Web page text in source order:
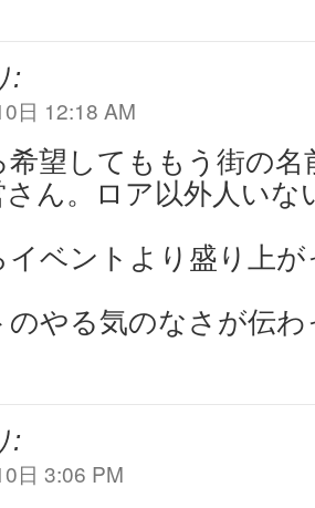
:
日 12:18 AM
希望してももう街の
さん。ロア以外人いな
イベントより盛り上
のやる気のなさが伝
:
日 3:06 PM